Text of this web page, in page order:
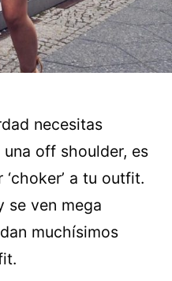
necesitas
off shoulder, es
a tu outfit.
se ven mega
muchísimos